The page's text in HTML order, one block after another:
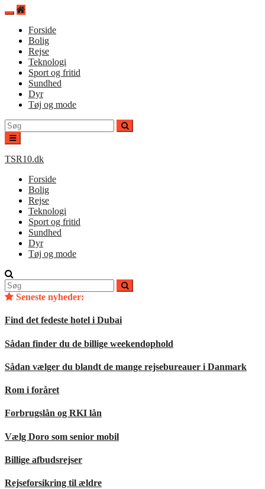
Spring
indholdForside
Bolig
Rejse
Teknologi
Sport og fritid
Sundhed
Dyr
Tøj og mode
Søg
efter:
TSR10.dk
Forside
Bolig
Rejse
Teknologi
Sport og fritid
Sundhed
Dyr
Tøj og mode
Søg
efter:Seneste nyheder:
Find det fedeste hotel i Dubai
Sådan finder du de billige weekendophold
Sådan vælger du blandt de mange rejsebureauer i Danmark
Rom i foråret
Forbrugslån og RKI lån
Vælg Doro som senior mobil
Billige afbudsrejser
Rejseforsikring til ældre